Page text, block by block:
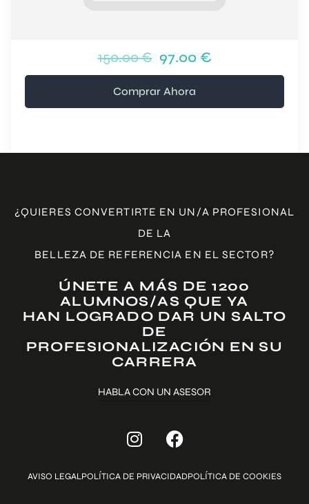
150.00 € 97.00 €
Comprar Ahora
¿QUIERES CONVERTIRTE EN UN/A PROFESIONAL
DE LA
BELLEZA DE REFERENCIA EN EL SECTOR?
ÚNETE A MÁS DE 1200
ALUMNOS/AS QUE YA
HAN LOGRADO DAR UN SALTO
DE
PROFESIONALIZACIÓN EN SU
CARRERA
HABLA CON UN ASESOR
AVISO LEGALPOLÍTICA DE PRIVACIDADPOLÍTICA DE COOKIES